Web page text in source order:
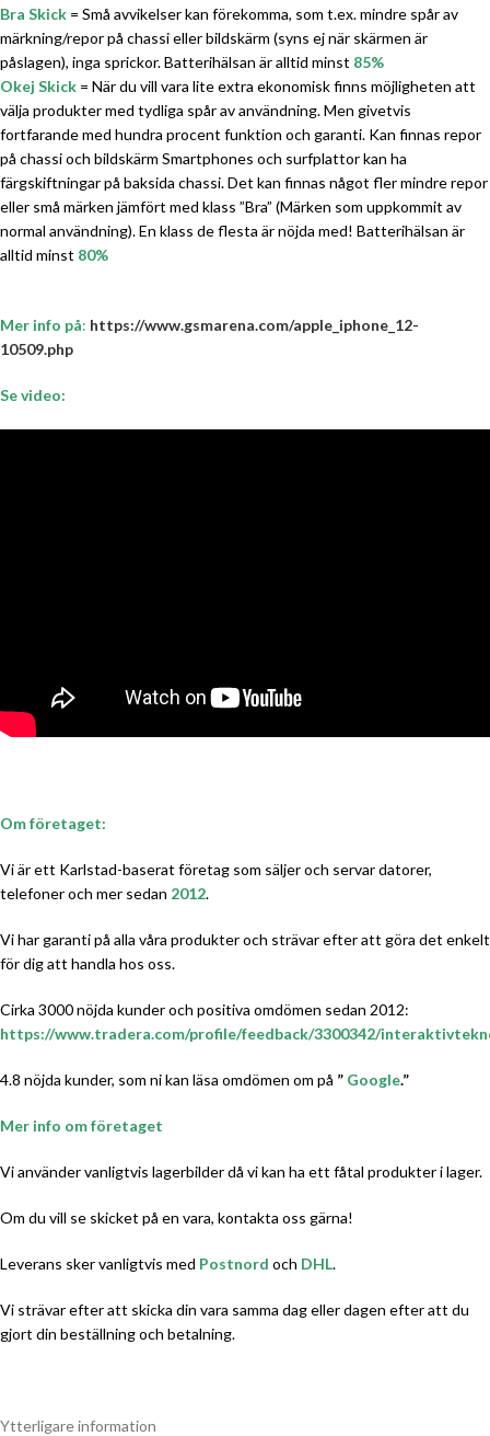
Bra Skick = Små avvikelser kan förekomma, som t.ex. mindre spår av
märkning/repor på chassi eller bildskärm (syns ej när skärmen är
påslagen), inga sprickor. Batterihälsan är alltid minst 85%
Okej Skick = När du vill vara lite extra ekonomisk finns möjligheten att
välja produkter med tydliga spår av användning. Men givetvis
fortfarande med hundra procent funktion och garanti. Kan finnas repor
på chassi och bildskärm Smartphones och surfplattor kan ha
färgskiftningar på baksida chassi. Det kan finnas något fler mindre repor
eller små märken jämfört med klass ”Bra” (Märken som uppkommit av
normal användning). En klass de flesta är nöjda med! Batterihälsan är
alltid minst 80%
Mer info på: https://www.gsmarena.com/apple_iphone_12-
10509.php
Se video:
Om företaget:
Vi är ett Karlstad-baserat företag som säljer och servar datorer,
telefoner och mer sedan 2012.
Vi har garanti på alla våra produkter och strävar efter att göra det enkelt
för dig att handla hos oss.
Cirka 3000 nöjda kunder och positiva omdömen sedan 2012:
https://www.tradera.com/profile/feedback/3300342/
4.8 nöjda kunder, som ni kan läsa omdömen om på ” Google.”
Mer info om företaget
Vi använder vanligtvis lagerbilder då vi kan ha ett fåtal produkter i lager.
Om du vill se skicket på en vara, kontakta oss gärna!
Leverans sker vanligtvis med Postnord och DHL.
Vi strävar efter att skicka din vara samma dag eller dagen efter att du
gjort din beställning och betalning.
Ytterligare information